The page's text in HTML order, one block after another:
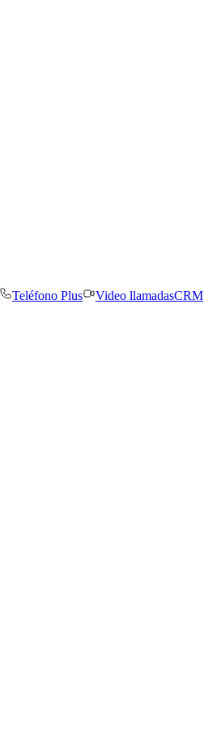
Teléfono Plus Video llamadasCRM